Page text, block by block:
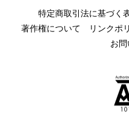
特定商取引法に基づく
著作権について
リンクポ
お